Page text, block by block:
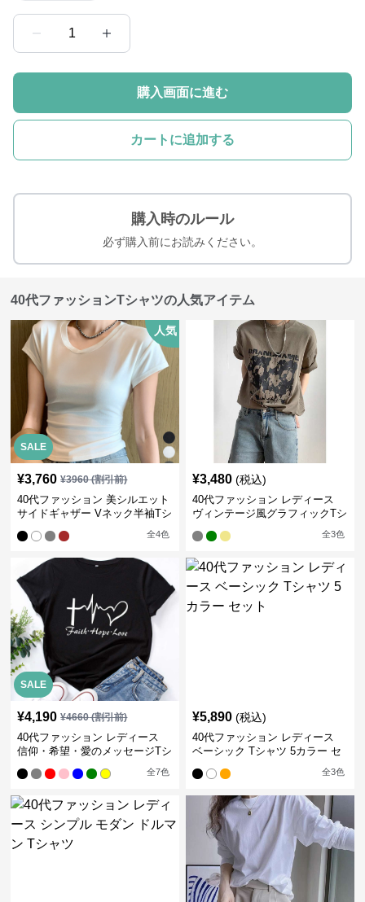
1
購入画面に進む
カートに追加する
購入時のルール
必ず購入前にお読みください。
40代ファッションTシャツの人気アイテム
SALE
人気
¥3,760 ¥3960(割引前)
40代ファッション 美シルエット
サイドギャザー Vネック半袖Tシ
全4色
¥3,480 (税込)
40代ファッション レディース
ヴィンテージ風グラフィックTシ
全3色
SALE
¥4,190 ¥4660(割引前)
40代ファッション レディース
信仰・希望・愛のメッセージTシ
全7色
¥5,890 (税込)
40代ファッション レディース
ベーシック Tシャツ 5カラー セ
全3色